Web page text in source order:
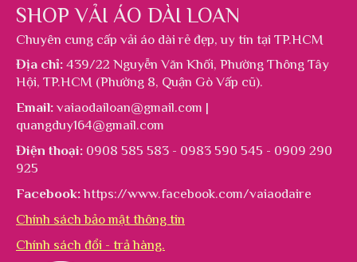
SHOP VẢI ÁO DÀI LOAN
Chuyên cung cấp vải áo dài rẻ đẹp, uy tín tại TP.HCM
Địa chỉ: 439/22 Nguyễn Văn Khối, Phường Thông Tây
Hội, TP.HCM (Phường 8, Quận Gò Vấp cũ).
Email: vaiaodailoan@gmail.com |
quangduy164@gmail.com
Điện thoại: 0908 585 583 - 0983 590 545 - 0909 290
925
Facebook: https://www.facebook.com/vaiaodaire
Chính sách bảo mật thông tin
Chính sách đổi - trả hàng.